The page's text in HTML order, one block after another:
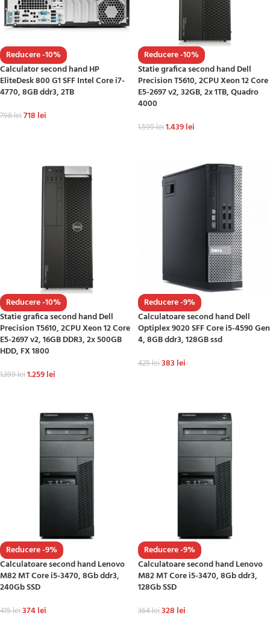
Reducere -10%
Calculator second hand HP
EliteDesk 800 G1 SFF Intel Core i7-
4770, 8GB ddr3, 2TB
798lei718 lei
Reducere -10%
Statie grafica second hand Dell
Precision T5610, 2CPU Xeon 12 Core
E5-2697 v2, 32GB, 2x 1TB, Quadro
4000
1.599lei1.439lei
Reducere -10%
Statie grafica second hand Dell
Precision T5610, 2CPU Xeon 12 Core
E5-2697 v2, 16GB DDR3, 2x 500GB
HDD, FX 1800
1.399lei1.259lei
Reducere -9%
Calculatoare second hand Dell
Optiplex 9020 SFF Core i5-4590 Gen
4, 8GB ddr3, 128GB ssd
425lei383 lei
Reducere -9%
Calculatoare second hand Lenovo
M82 MT Core i5-3470, 8Gb ddr3,
240Gb SSD
415lei374lei
Reducere -9%
Calculatoare second hand Lenovo
M82 MT Core i5-3470, 8Gb ddr3,
128Gb SSD
364lei328 lei